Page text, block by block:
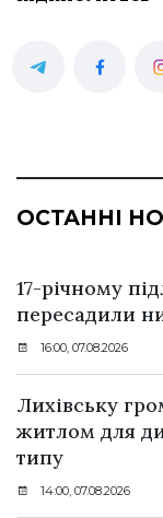
ОСТАННІ
17-річному
пересадили
16:00, 07.08.2026
Лихівську
житлом для
типу
14:00, 07.08.2026